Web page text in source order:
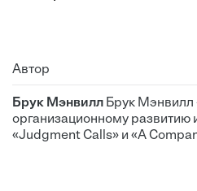
Автор
Брук Мэнвилл Брук Мэнвилл
организационному развитию
«Judgment Calls» и «A